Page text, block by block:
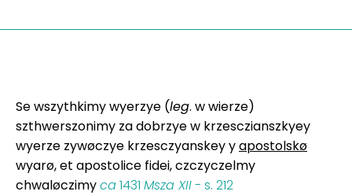
Se wszythkimy wyerzye (leg. w wierze)
szthwerszonimy za dobrzye w krzesczianszkyey
wyerze zywøczye krzesczyanskey yapostolskø
wyarø, et apostolice fidei, czczyczelmy
chwaløczimyca1431 Msza XII- s. 212